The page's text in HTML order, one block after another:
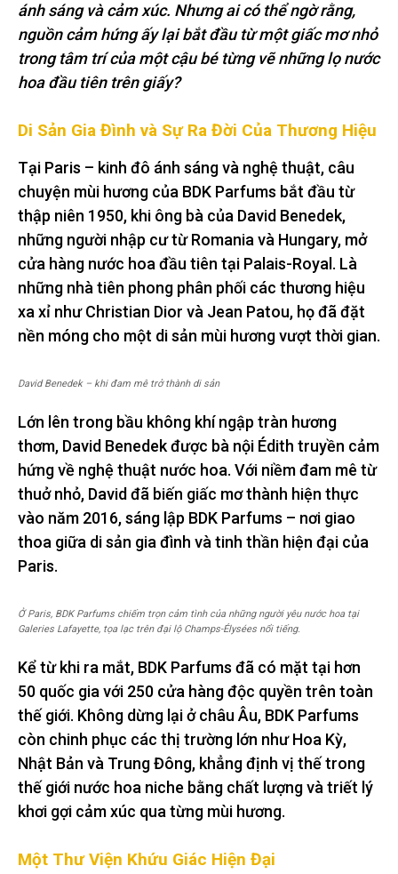
ánh sáng và cảm xúc. Nhưng ai có thể ngờ rằng,
nguồn cảm hứng ấy lại bắt đầu từ một giấc mơ nhỏ
trong tâm trí của một cậu bé từng vẽ những lọ nước
hoa đầu tiên trên giấy?
Di Sản Gia Đình và Sự Ra Đời Của Thương Hiệu
Tại Paris – kinh đô ánh sáng và nghệ thuật, câu
chuyện mùi hương của BDK Parfums bắt đầu từ
thập niên 1950, khi ông bà của David Benedek,
những người nhập cư từ Romania và Hungary, mở
cửa hàng nước hoa đầu tiên tại Palais-Royal. Là
những nhà tiên phong phân phối các thương hiệu
xa xỉ như Christian Dior và Jean Patou, họ đã đặt
nền móng cho một di sản mùi hương vượt thời gian.
David Benedek – khi đam mê trở thành di sản
Lớn lên trong bầu không khí ngập tràn hương
thơm, David Benedek được bà nội Édith truyền cảm
hứng về nghệ thuật nước hoa. Với niềm đam mê từ
thuở nhỏ, David đã biến giấc mơ thành hiện thực
vào năm 2016, sáng lập BDK Parfums – nơi giao
thoa giữa di sản gia đình và tinh thần hiện đại của
Paris.
Ở Paris, BDK Parfums chiếm trọn cảm tình của những người yêu nước hoa tại
Galeries Lafayette, tọa lạc trên đại lộ Champs-Élysées nổi tiếng.
Kể từ khi ra mắt, BDK Parfums đã có mặt tại hơn
50 quốc gia với 250 cửa hàng độc quyền trên toàn
thế giới. Không dừng lại ở châu Âu, BDK Parfums
còn chinh phục các thị trường lớn như Hoa Kỳ,
Nhật Bản và Trung Đông, khẳng định vị thế trong
thế giới nước hoa niche bằng chất lượng và triết lý
khơi gợi cảm xúc qua từng mùi hương.
Một Thư Viện Khứu Giác Hiện Đại